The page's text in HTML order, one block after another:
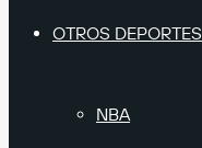
OTROS DEPORTES
NBA